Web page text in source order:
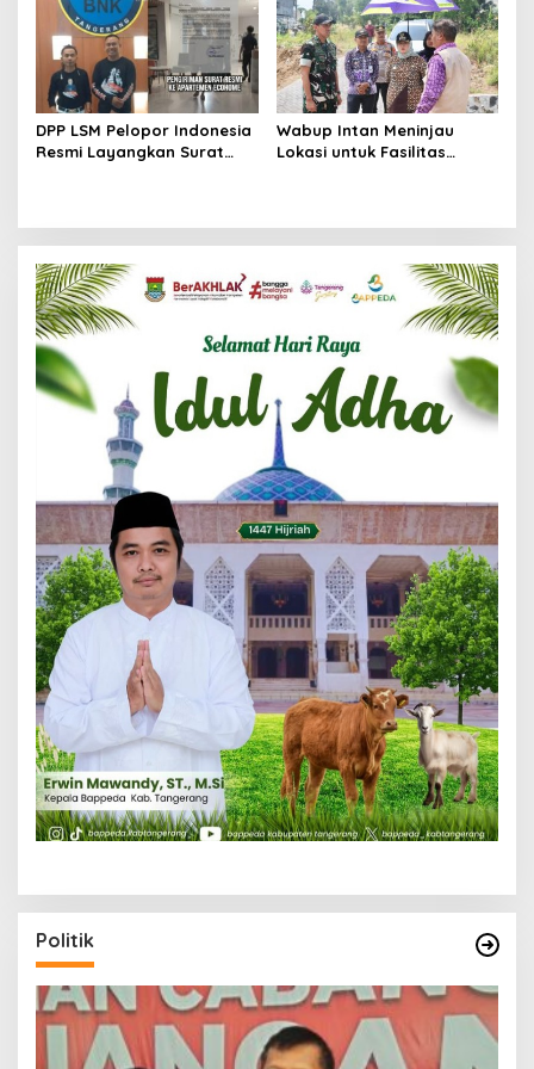
DPP LSM Pelopor Indonesia
Resmi Layangkan Surat
Wabup Intan Meninjau
Lokasi untuk Fasilitas
Politik